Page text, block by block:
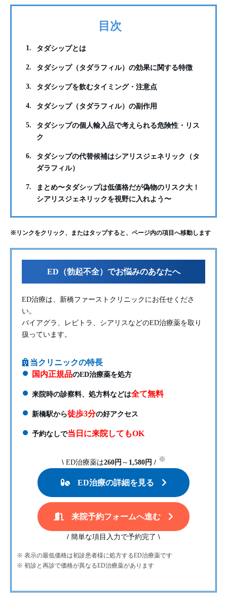
目次
1. タダシップとは
2. タダシップ（タダラフィル）の効果に関する特徴
3. タダシップを飲むタイミング・注意点
4. タダシップ（タダラフィル）の副作用
5.
タダシップの個人輸入品で考えられる危険性・リス
ク
6.
タダシップの代替候補はシアリスジェネリック（タ
ダラフィル）
7.
まとめ〜タダシップは低価格だが偽物のリスク大！
シアリスジェネリックを視野に入れよう〜
※リンクをクリック、またはタップすると、ページ内の項目へ移動します
ED（勃起不全）でお悩みのあなたへ
ED治療は、新橋ファーストクリニックにお任せくださ
い。
バイアグラ、レビトラ、シアリスなどのED治療薬を取り
扱っています。
当クリニックの特長
国内正規品のED治療薬を処方
来院時の診察料、処方料などは全て無料
新橋駅から徒歩3分の好アクセス
予約なしで当日に来院してもOK
\ED治療薬は260円 ～ 1,580円 / ※
ED治療の詳細を見る
来院予約フォームへ進む
/ 簡単な項目入力で予約完了 \
※ 表示の最低価格は初診患者様に処方するED治療薬です
※ 初診と再診で価格が異なるED治療薬があります